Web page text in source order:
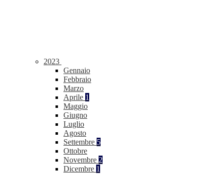
2023
Gennaio
Febbraio
Marzo
Aprile 1
Maggio
Giugno
Luglio
Agosto
Settembre 5
Ottobre
Novembre 2
Dicembre 1